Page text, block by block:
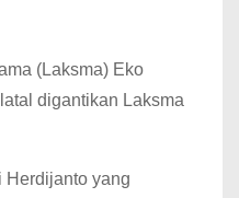
(Laksma) Eko
digantikan Laksma
Herdijanto yang